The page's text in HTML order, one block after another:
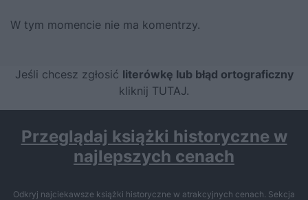
W tym momencie nie ma komentrzy.
Jeśli chcesz zgłosić literówkę lub błąd ortograficzny
kliknij TUTAJ.
Przeglądaj książki historyczne w
najlepszych cenach
Odkryj najciekawsze książki historyczne w atrakcyjnych cenach. Sekcja